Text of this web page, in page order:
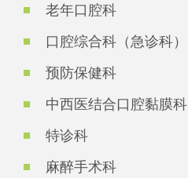
老年口腔科
口腔综合科（急诊科）
预防保健科
中西医结合口腔黏膜科
特诊科
麻醉手术科